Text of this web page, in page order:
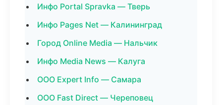
Инфо Portal Spravka — Тверь
Инфо Pages Net — Калининград
Город Online Media — Нальчик
Инфо Media News — Калуга
ООО Expert Info — Самара
ООО Fast Direct — Череповец